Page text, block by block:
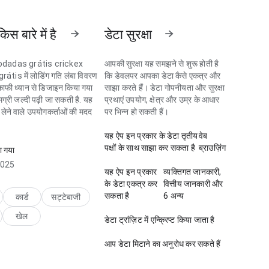
बारे में है
grátis crickex
में लोडिंग गति लंबा विवरण
ध्यान से डिजाइन किया गया
जल्दी पढ़ी जा सकती है. यह
लेने वाले उपयोगकर्ताओं की मदद
grátis में लोडिंग गति
वाले के लिए काफी व्यावहारिक
गया
कार्ड
सट्टेबाजी
खेल
डेटा सुरक्षा
आपकी सुरक्षा यह समझने से शुरू होती है
कि डेवलपर आपका डेटा कैसे एकत्र और
साझा करते हैं। डेटा गोपनीयता और सुरक्षा
प्रथाएं उपयोग, क्षेत्र और उम्र के आधार
पर भिन्न हो सकती हैं।
यह ऐप इन प्रकार के डेटा तृतीय
पक्षों के साथ साझा कर सकता है
वेब
ब्राउज़िंग
यह ऐप इन प्रकार
के डेटा एकत्र कर
सकता है
व्यक्तिगत जानकारी,
वित्तीय जानकारी और
6 अन्य
डेटा ट्रांज़िट में एन्क्रिप्ट किया जाता है
आप डेटा मिटाने का अनुरोध कर सकते हैं